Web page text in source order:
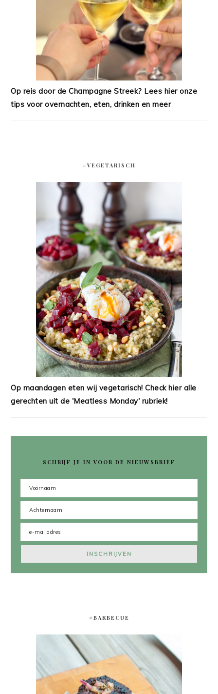
Op reis door de Champagne Streek? Lees hier onze
tips voor overnachten, eten, drinken en meer
#VEGETARISCH
Op maandagen eten wij vegetarisch! Check hier alle
gerechten uit de 'Meatless Monday' rubriek!
SCHRIJF JE IN VOOR DE NIEUWSBRIEF
#BARBECUE